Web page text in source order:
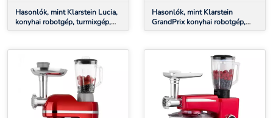
Hasonlók, mint Klarstein Lucia,
konyhai robotgép, turmixgép,
húsdaráló, 1800 W
Hasonlók, mint Klarstein
GrandPrix konyhai robotgép,
500 W/1000 W, 2,5 L